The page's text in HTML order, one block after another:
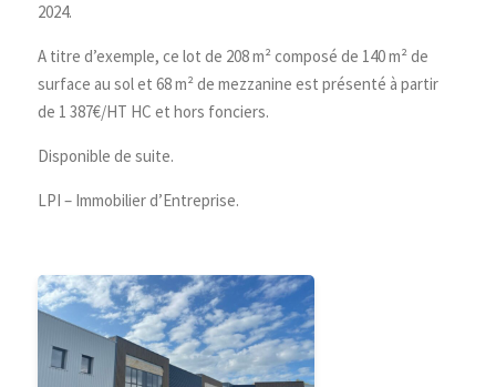
2024.
A titre d’exemple, ce lot de 208 m² composé de 140 m² de
surface au sol et 68 m² de mezzanine est présenté à partir
de 1 387€/HT HC et hors fonciers.
Disponible de suite.
LPI – Immobilier d’Entreprise.